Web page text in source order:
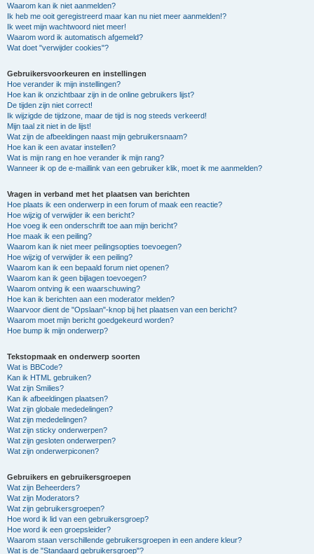
Waarom kan ik niet aanmelden?
Ik heb me ooit geregistreerd maar kan nu niet meer aanmelden!?
Ik weet mijn wachtwoord niet meer!
Waarom word ik automatisch afgemeld?
Wat doet "verwijder cookies"?
Gebruikersvoorkeuren en instellingen
Hoe verander ik mijn instellingen?
Hoe kan ik onzichtbaar zijn in de online gebruikers lijst?
De tijden zijn niet correct!
Ik wijzigde de tijdzone, maar de tijd is nog steeds verkeerd!
Mijn taal zit niet in de lijst!
Wat zijn de afbeeldingen naast mijn gebruikersnaam?
Hoe kan ik een avatar instellen?
Wat is mijn rang en hoe verander ik mijn rang?
Wanneer ik op de e-maillink van een gebruiker klik, moet ik me aanmelden?
Vragen in verband met het plaatsen van berichten
Hoe plaats ik een onderwerp in een forum of maak een reactie?
Hoe wijzig of verwijder ik een bericht?
Hoe voeg ik een onderschrift toe aan mijn bericht?
Hoe maak ik een peiling?
Waarom kan ik niet meer peilingsopties toevoegen?
Hoe wijzig of verwijder ik een peiling?
Waarom kan ik een bepaald forum niet openen?
Waarom kan ik geen bijlagen toevoegen?
Waarom ontving ik een waarschuwing?
Hoe kan ik berichten aan een moderator melden?
Waarvoor dient de "Opslaan"-knop bij het plaatsen van een bericht?
Waarom moet mijn bericht goedgekeurd worden?
Hoe bump ik mijn onderwerp?
Tekstopmaak en onderwerp soorten
Wat is BBCode?
Kan ik HTML gebruiken?
Wat zijn Smilies?
Kan ik afbeeldingen plaatsen?
Wat zijn globale mededelingen?
Wat zijn mededelingen?
Wat zijn sticky onderwerpen?
Wat zijn gesloten onderwerpen?
Wat zijn onderwerpiconen?
Gebruikers en gebruikersgroepen
Wat zijn Beheerders?
Wat zijn Moderators?
Wat zijn gebruikersgroepen?
Hoe word ik lid van een gebruikersgroep?
Hoe word ik een groepsleider?
Waarom staan verschillende gebruikersgroepen in een andere kleur?
Wat is de "Standaard gebruikersgroep"?